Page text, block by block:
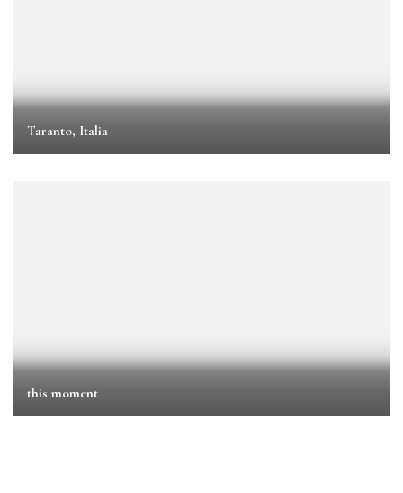
Taranto, Italia
this moment